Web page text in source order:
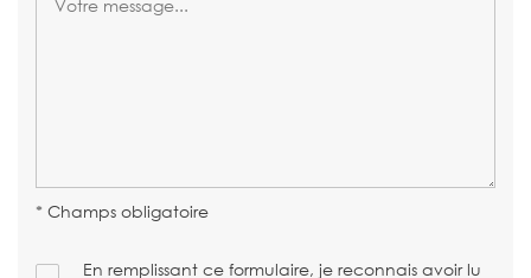
* Champs obligatoire
En remplissant ce formulaire, je reconnais avoir lu